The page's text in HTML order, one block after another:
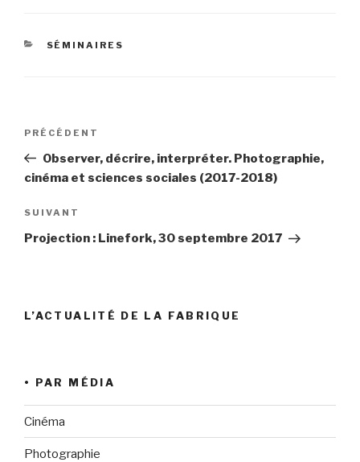
CATÉGORIES
SÉMINAIRES
Navigation
l’article
Article
précédent
PRÉCÉDENT
Observer, décrire, interpréter. Photographie,
cinéma et sciences sociales (2017-2018)
Article
suivant
SUIVANT
Projection : Linefork, 30 septembre 2017
L’ACTUALITÉ DE LA FABRIQUE
• PAR MÉDIA
Cinéma
Photographie